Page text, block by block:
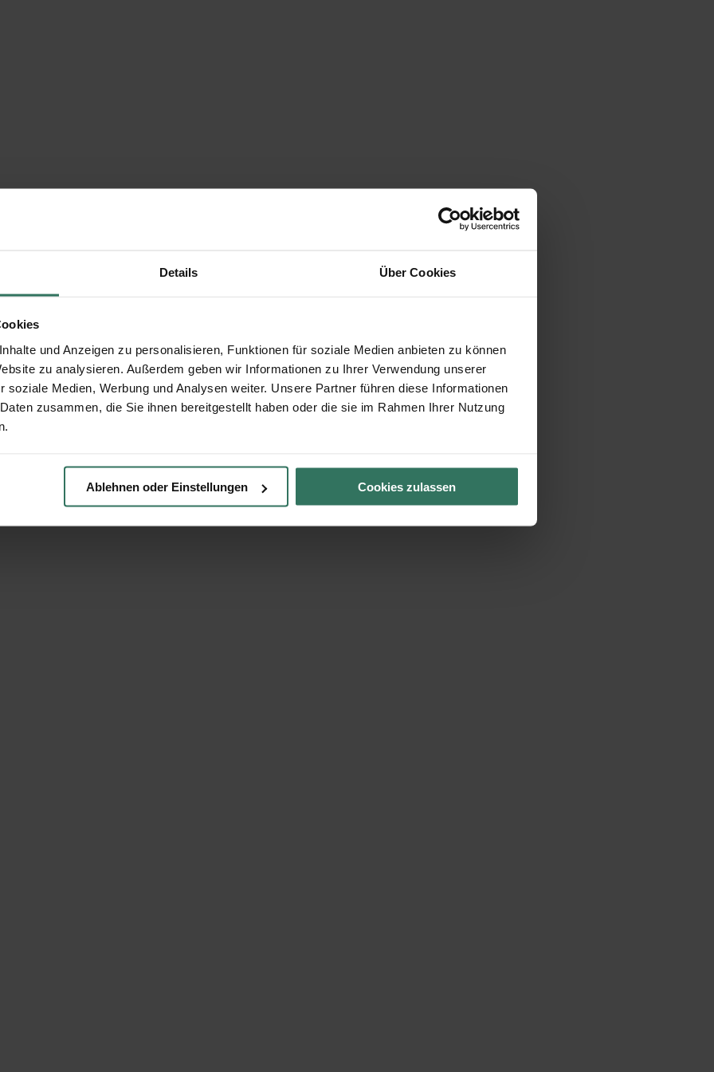
Details Über Cookies
und Anzeigen zu personalisieren, Funktionen für soziale Medien anbieten zu können
zu analysieren. Außerdem geben wir Informationen zu Ihrer Verwendung unserer
soziale Medien, Werbung und Analysen weiter. Unsere Partner führen diese Informationen
zusammen, die Sie ihnen bereitgestellt haben oder die sie im Rahmen Ihrer Nutzung
Ablehnen oder Einstellungen Cookies zulassen